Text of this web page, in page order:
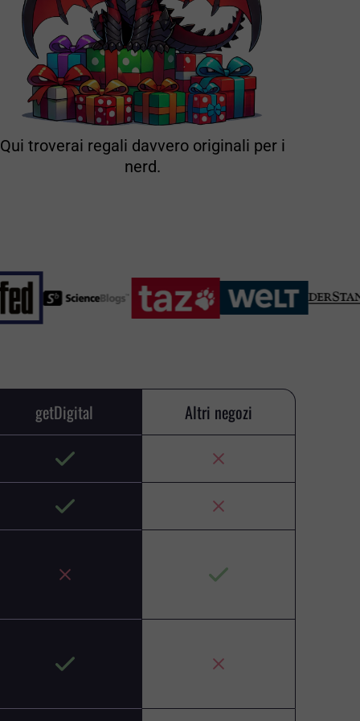
Qui troverai regali davvero originali per i
nerd.
getDigital Altri negozi